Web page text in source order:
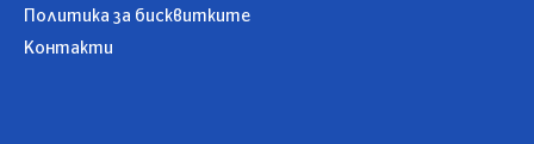
Политика за бисквитките
Контакти